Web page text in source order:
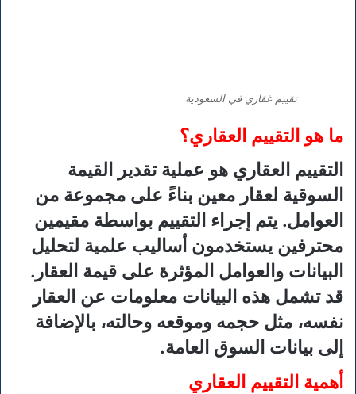
تقييم غقاري في السعودية
ما هو التقييم العقاري؟
التقييم العقاري هو عملية تقدير القيمة
السوقية لعقار معين بناءً على مجموعة من
العوامل. يتم إجراء التقييم بواسطة مقيمين
محترفين يستخدمون أساليب علمية لتحليل
البيانات والعوامل المؤثرة على قيمة العقار.
قد تشمل هذه البيانات معلومات عن العقار
نفسه، مثل حجمه وموقعه وحالته، بالإضافة
إلى بيانات السوق العامة.
أهمية التقييم العقاري